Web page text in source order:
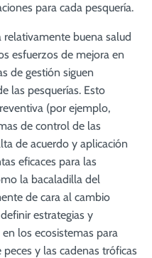
para cada pesquería.
buena salud
esfuerzos de mejora en
de gestión siguen
las pesquerías. Esto
(por ejemplo,
de control de las
de acuerdo y aplicación
eficaces para las
la bacaladilla del
de cara al cambio
estrategias y
los ecosistemas para
y las cadenas tróficas